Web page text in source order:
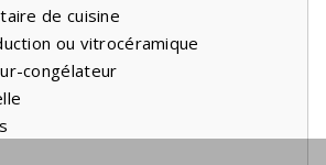
de cuisine
ou vitrocéramique
congélateur